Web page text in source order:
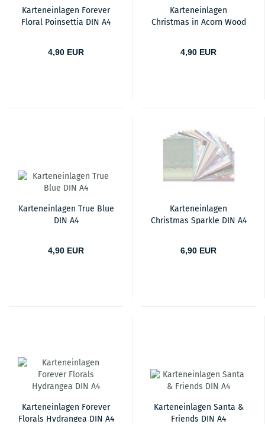
Karteneinlagen Forever
Floral Poinsettia DIN A4
4,90 EUR
Karteneinlagen
Christmas in Acorn Wood
4,90 EUR
Karteneinlagen True Blue
DIN A4
4,90 EUR
Karteneinlagen
Christmas Sparkle DIN A4
6,90 EUR
Karteneinlagen Forever
Florals Hydrangea DIN A4
Karteneinlagen Santa &
Friends DIN A4